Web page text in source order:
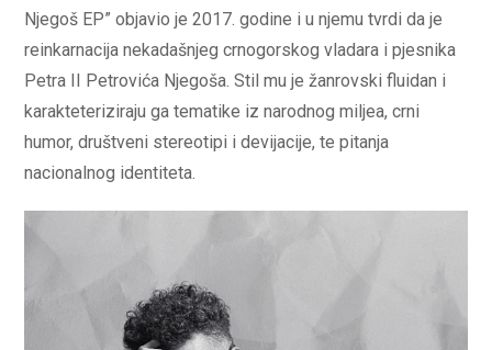
Njegoš EP” objavio je 2017. godine i u njemu tvrdi da je
reinkarnacija nekadašnjeg crnogorskog vladara i pjesnika
Petra II Petrovića Njegoša. Stil mu je žanrovski fluidan i
karakteteriziraju ga tematike iz narodnog miljea, crni
humor, društveni stereotipi i devijacije, te pitanja
nacionalnog identiteta.